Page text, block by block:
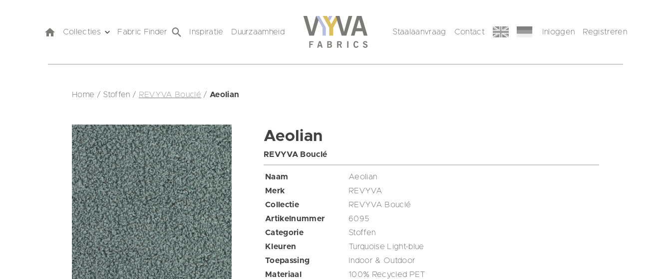
Collecties Fabric Finder Inspiratie Duurzaamheid Staalaanvraag Contact Inloggen Registreren
Home / Stoffen / REVYVA Bouclé / Aeolian
Aeolian
REVYVA Bouclé
Naam
Aeolian
Merk
REVYVA
Collectie
REVYVA Bouclé
Artikelnummer
6095
Categorie
Stoffen
Kleuren
Turquoise
Light-blue
Toepassing
Indoor & Outdoor
Materiaal
100% Recycled PET